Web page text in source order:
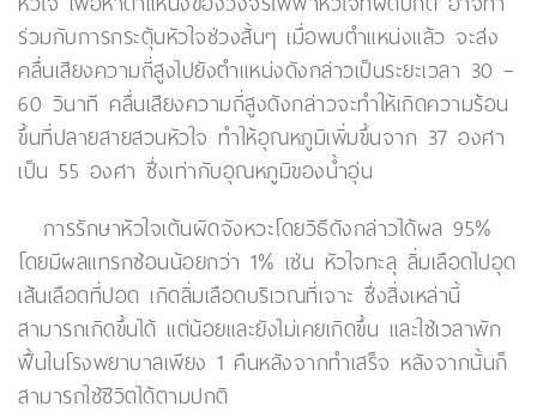
ร่วมกับการกระตุ้นหัวใจช่วงสั้นๆ เมื่อพบตำแหน่งแล้ว จะส่ง
คลื่นเสียงความถี่สูงไปยังตำแหน่งดังกล่าวเป็นระยะเวลา 30 –
60 วินาที คลื่นเสียงความถี่สูงดังกล่าวจะทำให้เกิดความร้อน
ขึ้นที่ปลายสายสวนหัวใจ ทำให้อุณหภูมิเพิ่มขึ้นจาก 37 องศา
เป็น 55 องศา ซึ่งเท่ากับอุณหภูมิของน้ำอุ่น
การรักษาหัวใจเต้นผิดจังหวะโดยวิธีดังกล่าวได้ผล 95%
โดยมีผลแทรกซ้อนน้อยกว่า 1% เช่น หัวใจทะลุ ลิ่มเลือดไปอุด
เส้นเลือดที่ปอด เกิดลิ่มเลือดบริเวณที่เจาะ ซึ่งสิ่งเหล่านี้
สามารถเกิดขึ้นได้ แต่น้อยและยังไม่เคยเกิดขึ้น และใช้เวลาพัก
ฟื้นในโรงพยาบาลเพียง 1 คืนหลังจากทำเสร็จ หลังจากนั้นก็
สามารถใช้ชีวิตได้ตามปกติ